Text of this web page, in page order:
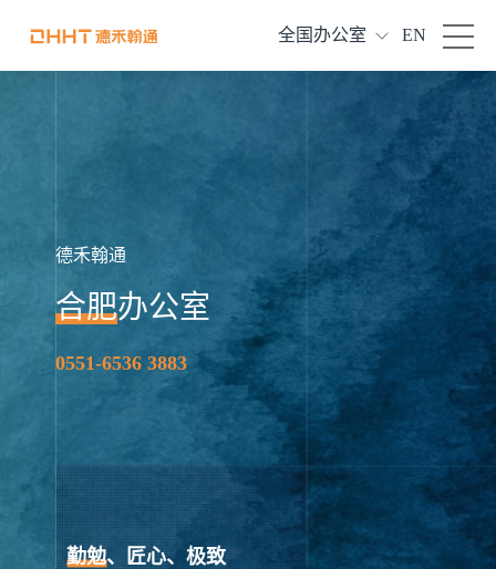
全国办公室 EN
德禾翰通
合肥办公室
0551-6536 3883
勤勉、匠心、极致